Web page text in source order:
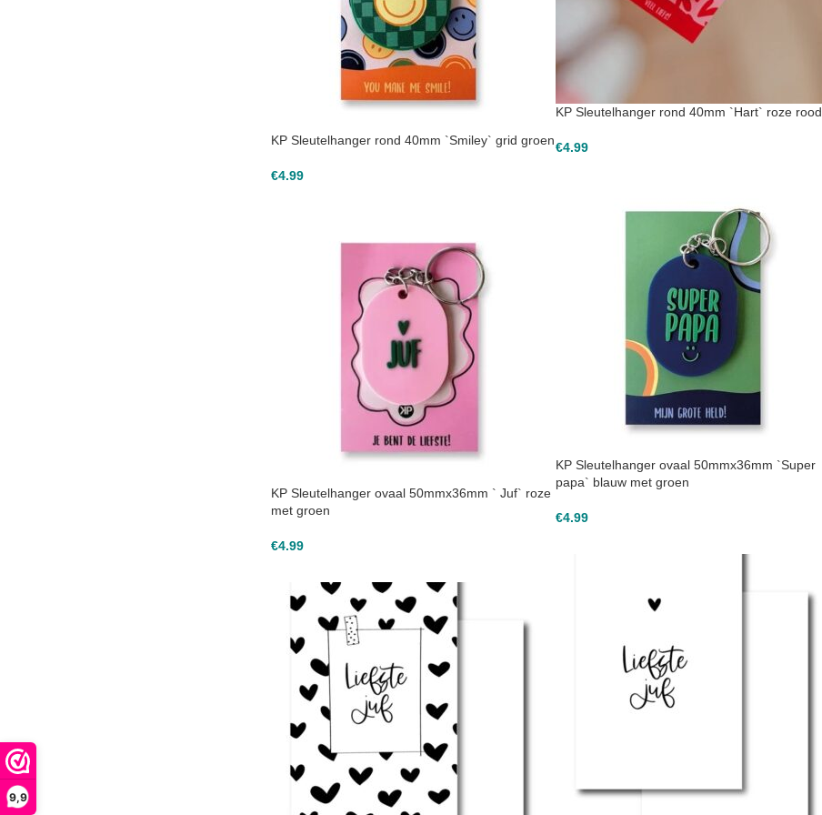
9,9
KP Sleutelhanger rond 40mm `Hart` roze rood
€4.99
KP Sleutelhanger rond 40mm `Smiley` grid groen
€4.99
KP Sleutelhanger ovaal 50mmx36mm `Super
papa` blauw met groen
€4.99
KP Sleutelhanger ovaal 50mmx36mm ` Juf` roze
met groen
€4.99